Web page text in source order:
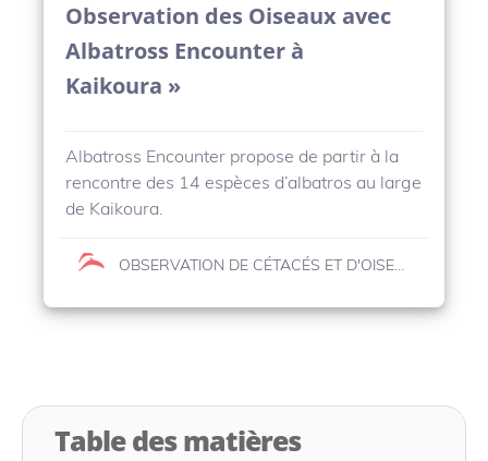
Observation des Oiseaux avec
Albatross Encounter à
Kaikoura »
Albatross Encounter propose de partir à la
rencontre des 14 espèces d’albatros au large
de Kaikoura.
OBSERVATION DE CÉTACÉS ET D'OISEAUX MARINS
Table des matières